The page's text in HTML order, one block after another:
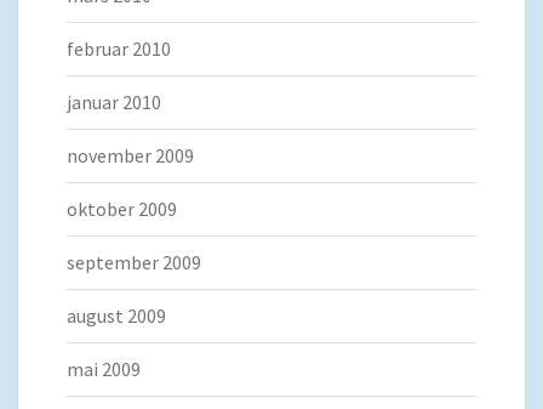
februar 2010
januar 2010
november 2009
oktober 2009
september 2009
august 2009
mai 2009